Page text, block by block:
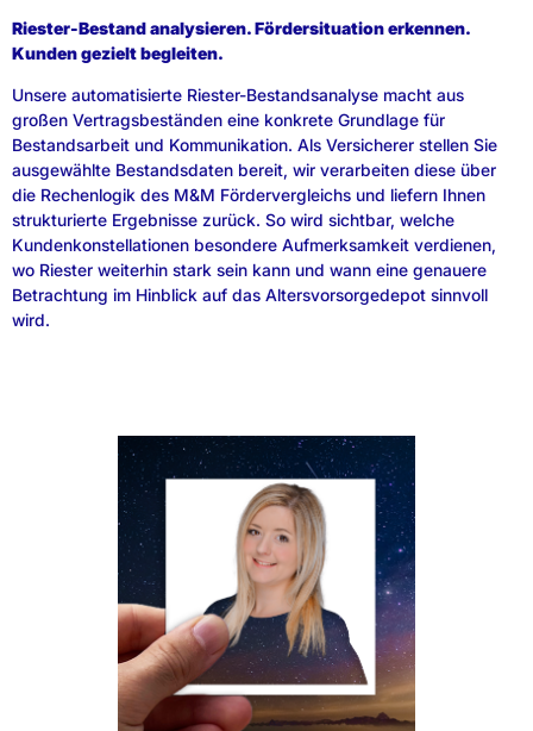
Riester-Bestand analysieren. Fördersituation erkennen.
Kunden gezielt begleiten.
Unsere automatisierte Riester-Bestandsanalyse macht aus
großen Vertragsbeständen eine konkrete Grundlage für
Bestandsarbeit und Kommunikation. Als Versicherer stellen Sie
ausgewählte Bestandsdaten bereit, wir verarbeiten diese über
die Rechenlogik des M&M Fördervergleichs und liefern Ihnen
strukturierte Ergebnisse zurück. So wird sichtbar, welche
Kundenkonstellationen besondere Aufmerksamkeit verdienen,
wo Riester weiterhin stark sein kann und wann eine genauere
Betrachtung im Hinblick auf das Altersvorsorgedepot sinnvoll
wird.